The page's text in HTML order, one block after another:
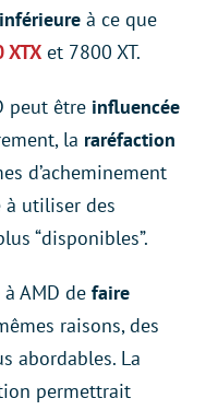
à ce que
XTX et 7800 XT.
peut être influencée
la raréfaction
d’acheminement
utiliser des
“disponibles”.
AMD de faire
raisons, des
abordables. La
permettrait